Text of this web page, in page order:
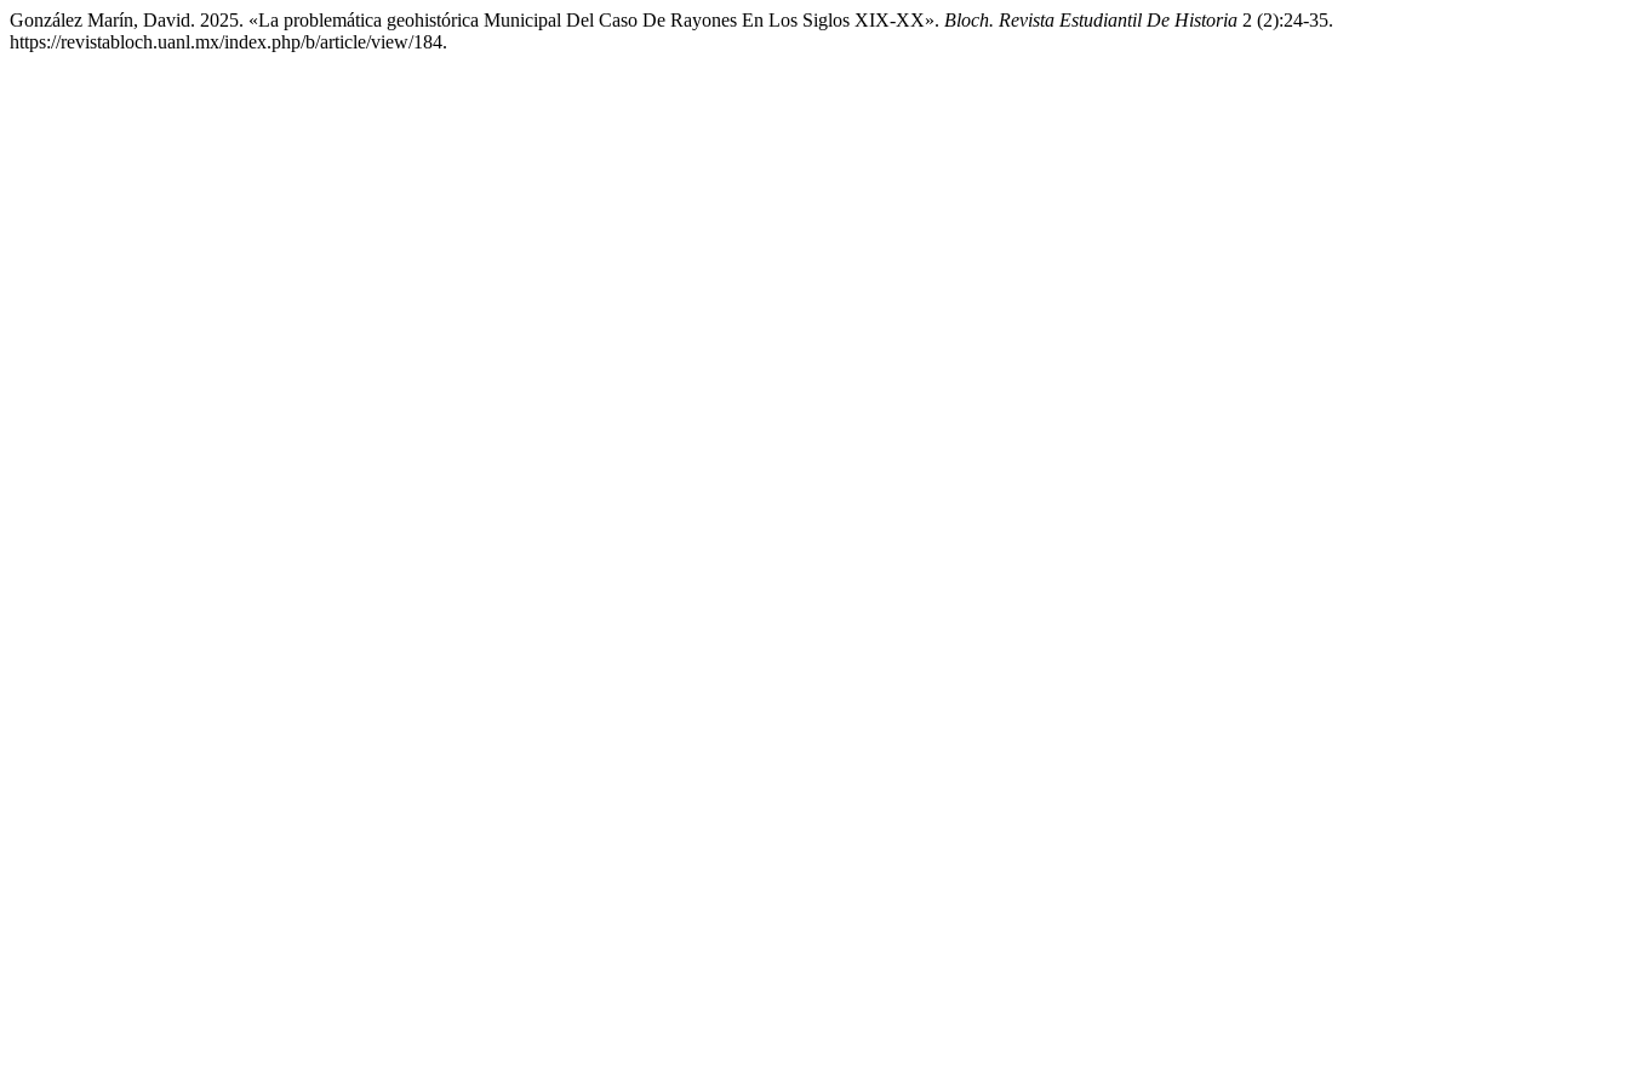
González Marín, David. 2025. «La problemática geohistórica Municipal Del Caso De Rayones En Los Siglos XIX-XX». Bloch. Revista Estudiantil De Historia 2 (2):24-35.
https://revistabloch.uanl.mx/index.php/b/article/view/184.